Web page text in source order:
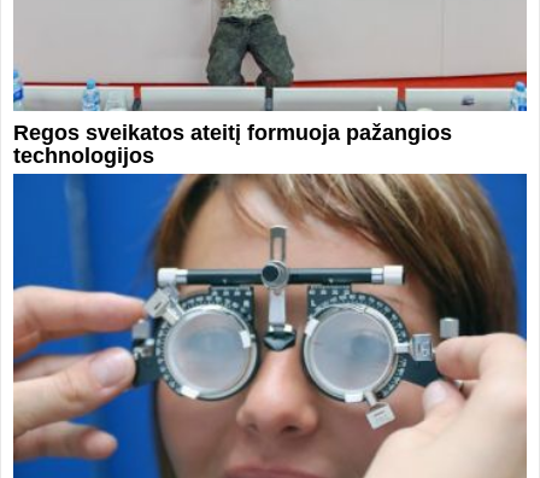
Regos sveikatos ateitį formuoja pažangios
technologijos